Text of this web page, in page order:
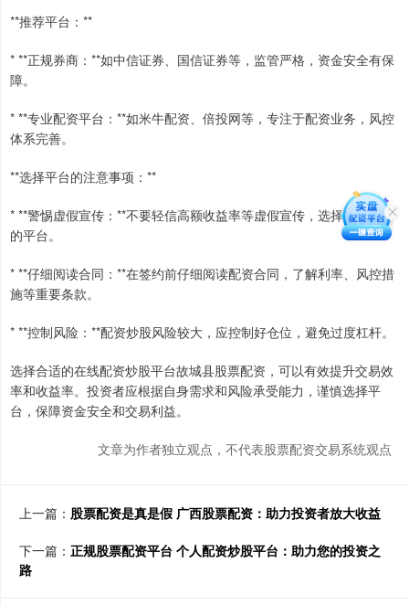
**推荐平台：**
* **正规券商：**如中信证券、国信证券等，监管严格，资金安全有保
障。
* **专业配资平台：**如米牛配资、倍投网等，专注于配资业务，风控
体系完善。
**选择平台的注意事项：**
* **警惕虚假宣传：**不要轻信高额收益率等虚假宣传，选择正规可靠
的平台。
* **仔细阅读合同：**在签约前仔细阅读配资合同，了解利率、风控措
施等重要条款。
* **控制风险：**配资炒股风险较大，应控制好仓位，避免过度杠杆。
选择合适的在线配资炒股平台故城县股票配资，可以有效提升交易效
率和收益率。投资者应根据自身需求和风险承受能力，谨慎选择平
台，保障资金安全和交易利益。
文章为作者独立观点，不代表股票配资交易系统观点
上一篇： 股票配资是真是假 广西股票配资：助力投资者放大收益
下一篇： 正规股票配资平台 个人配资炒股平台：助力您的投资之
路